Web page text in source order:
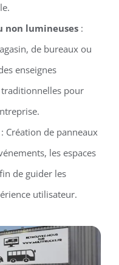
non lumineuses:
de bureaux ou
enseignes
pour
Création de panneaux
les espaces
de guider les
utilisateur.